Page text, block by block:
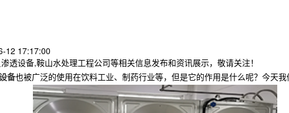
12 17:17:00
透设备,鞍山水处理工程公司等相关信息发布和资讯展示，敬请关注！
备也被广泛的使用在饮料工业、制药行业等，但是它的作用是什么呢？今天我